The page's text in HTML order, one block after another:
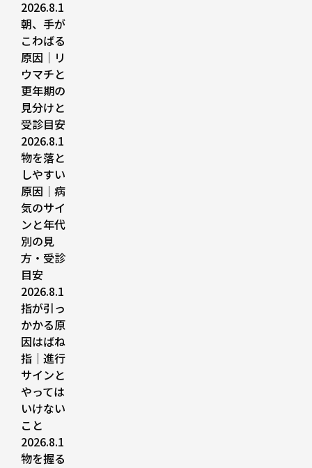
2026.8.1
朝、手が
こわばる
原因｜リ
ウマチと
更年期の
見分けと
受診目安
2026.8.1
物を落と
しやすい
原因｜病
気のサイ
ンと年代
別の見
方・受診
目安
2026.8.1
指が引っ
かかる原
因はばね
指｜進行
サインと
やっては
いけない
こと
2026.8.1
物を握る